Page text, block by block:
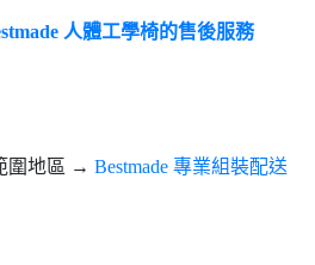
人體工學椅的售後服務
圍地區 → Bestmade 專業組裝配送